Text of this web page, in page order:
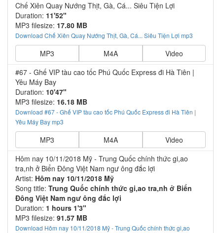
Chế Xiên Quay Nướng Thịt, Gà, Cá... Siêu Tiện Lợi
Duration: 11'52"
MP3 filesize: 17.80 MB
Download Chế Xiên Quay Nướng Thịt, Gà, Cá... Siêu Tiện Lợi mp3
MP3 M4A
Video
#67 - Ghế VIP tàu cao tốc Phú Quốc Express đi Hà Tiên |
Yêu Máy Bay
Duration: 10'47"
MP3 filesize: 16.18 MB
Download #67 - Ghế VIP tàu cao tốc Phú Quốc Express đi Hà Tiên |
Yêu Máy Bay mp3
MP3 M4A
Video
Hôm nay 10/11/2018 Mỹ - Trung Quốc chính thức gi,ao
tra,nh ở Biển Đông Việt Nam ngư ông đắc lợi
Artist: Hôm nay 10/11/2018 Mỹ
Song title: Trung Quốc chính thức gi,ao tra,nh ở Biển
Đông Việt Nam ngư ông đắc lợi
Duration: 1 hours 1'3"
MP3 filesize: 91.57 MB
Download Hôm nay 10/11/2018 Mỹ - Trung Quốc chính thức gi,ao